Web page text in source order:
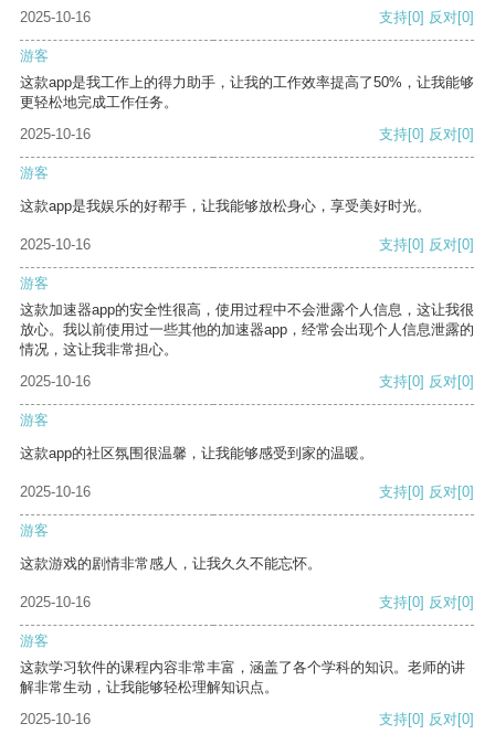
2025-10-16
支持[0] 反对[0]
游客
这款app是我工作上的得力助手，让我的工作效率提高了50%，让我能够
更轻松地完成工作任务。
2025-10-16
支持[0] 反对[0]
游客
这款app是我娱乐的好帮手，让我能够放松身心，享受美好时光。
2025-10-16 支持[0] 反对[0]
游客
这款加速器app的安全性很高，使用过程中不会泄露个人信息，这让我很
放心。我以前使用过一些其他的加速器app，经常会出现个人信息泄露的
情况，这让我非常担心。
2025-10-16
支持[0] 反对[0]
游客
这款app的社区氛围很温馨，让我能够感受到家的温暖。
2025-10-16 支持[0] 反对[0]
游客
这款游戏的剧情非常感人，让我久久不能忘怀。
2025-10-16 支持[0] 反对[0]
游客
这款学习软件的课程内容非常丰富，涵盖了各个学科的知识。老师的讲
解非常生动，让我能够轻松理解知识点。
2025-10-16
支持[0] 反对[0]